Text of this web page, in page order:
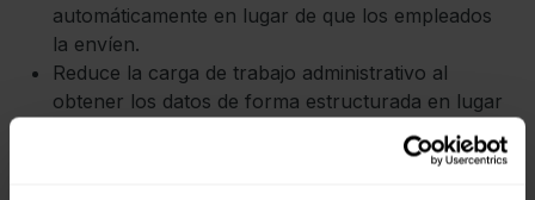
automáticamente en lugar de que los empleados
la envíen.
Reduce la carga de trabajo administrativo al
obtener los datos de forma estructurada en lugar
Supervisa los costes, realiza un seguimiento del